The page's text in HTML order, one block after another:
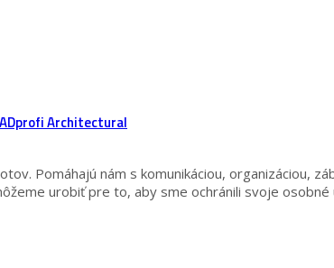
Architectural
Pomáhajú nám s komunikáciou, organizáciou,
urobiť pre to, aby sme ochránili svoje